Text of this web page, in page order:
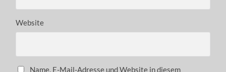
Website
Name, E-Mail-Adresse und Website in diesem